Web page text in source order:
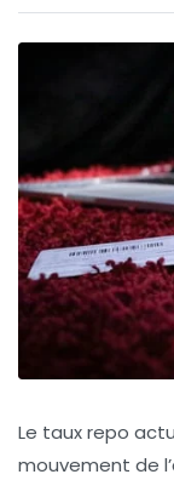
Le taux repo
mouvement de